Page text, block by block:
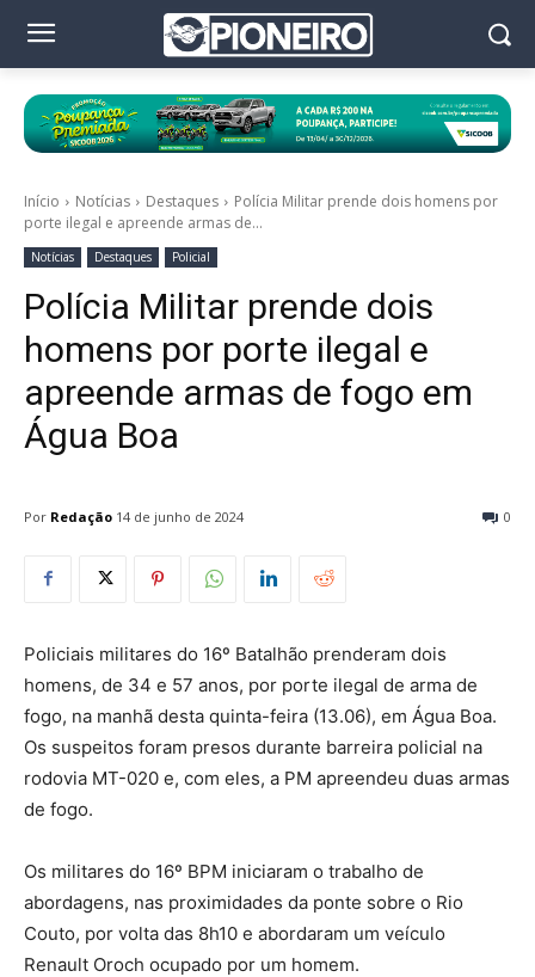
Início Notícias Destaques
Polícia Militar prende dois homens por
porte ilegal e apreende armas de...
Notícias Destaques Policial
Polícia Militar prende dois
homens por porte ilegal e
apreende armas de fogo em
Água Boa
Por Redação 0
14 de junho de 2024
Policiais militares do 16º Batalhão prenderam dois
homens, de 34 e 57 anos, por porte ilegal de arma de
fogo, na manhã desta quinta-feira (13.06), em Água Boa.
Os suspeitos foram presos durante barreira policial na
rodovia MT-020 e, com eles, a PM apreendeu duas armas
de fogo.
Os militares do 16º BPM iniciaram o trabalho de
abordagens, nas proximidades da ponte sobre o Rio
Couto, por volta das 8h10 e abordaram um veículo
Renault Oroch ocupado por um homem.